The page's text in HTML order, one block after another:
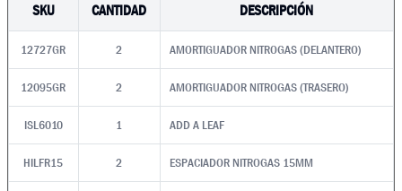
SKU
CANTIDAD DESCRIPCIÓN
12727GR 2 AMORTIGUADOR NITROGAS (DELANTERO)
12095GR 2 AMORTIGUADOR NITROGAS (TRASERO)
ISL6010 1 ADD A LEAF
HILFR15 2 ESPACIADOR NITROGAS 15MM